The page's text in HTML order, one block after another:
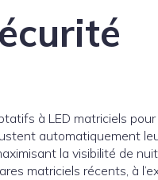
à LED matriciels
automatiquement
la visibilité de
matriciels récents, à